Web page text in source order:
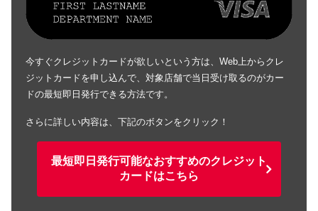
今すぐクレジットカードが欲しいという方は、Web上からクレ
ジットカードを申し込んで、対象店舗で当日受け取るのがカー
ドの最短即日発行できる方法です。
さらに詳しい内容は、下記のボタンをクリック！
最短即日発行可能なおすすめのクレジット
カードはこちら